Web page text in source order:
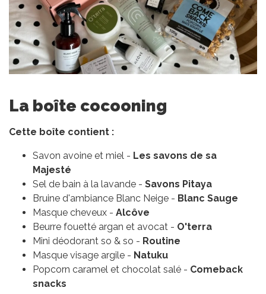
La boîte cocooning
Cette boîte contient :
Savon avoine et miel - Les savons de sa
Majesté
Sel de bain à la lavande - Savons Pitaya
Bruine d'ambiance Blanc Neige - Blanc Sauge
Masque cheveux - Alcôve
Beurre fouetté argan et avocat - O'terra
Mini déodorant so & so - Routine
Masque visage argile - Natuku
Popcorn caramel et chocolat salé - Comeback
snacks